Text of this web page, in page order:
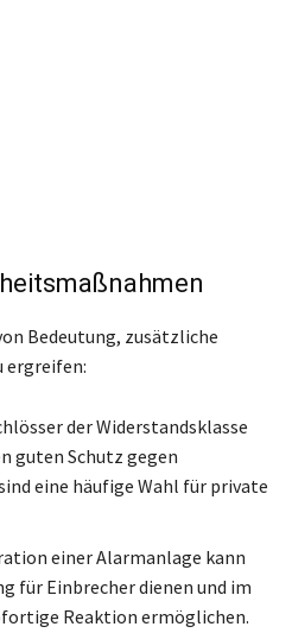
Bedeutung, zusätzliche
ergreifen:
der Widerstandsklasse
guten Schutz gegen
eine häufige Wahl für private
einer Alarmanlage kann
für Einbrecher dienen und im
Reaktion ermöglichen.